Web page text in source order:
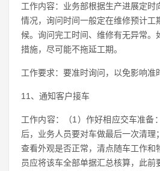
工作内容：业务部根据生产进展定时
情况，询问时间一般定在维修预计工
候。询问完工时间、维修有无异常。
措施，尽可能不拖延工期。
工作要求：要准时询问，以免影响准
11、通知客户接车
工作内容：（1）作好相应交车准备
后，业务人员要对车做最后一次清理
查看外观是否正常，清点随车工作和
员应将该车全部单据汇总核算，此前